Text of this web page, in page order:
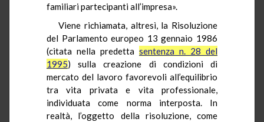
familiari partecipanti all’impresa».
Viene richiamata, altresì, la Risoluzione
del Parlamento europeo 13 gennaio 1986
(citata nella predetta sentenza n. 28 del
1995) sulla creazione di condizioni di
mercato del lavoro favorevoli all’equilibrio
tra vita privata e vita professionale,
individuata come norma interposta. In
realtà, l’oggetto della risoluzione, come